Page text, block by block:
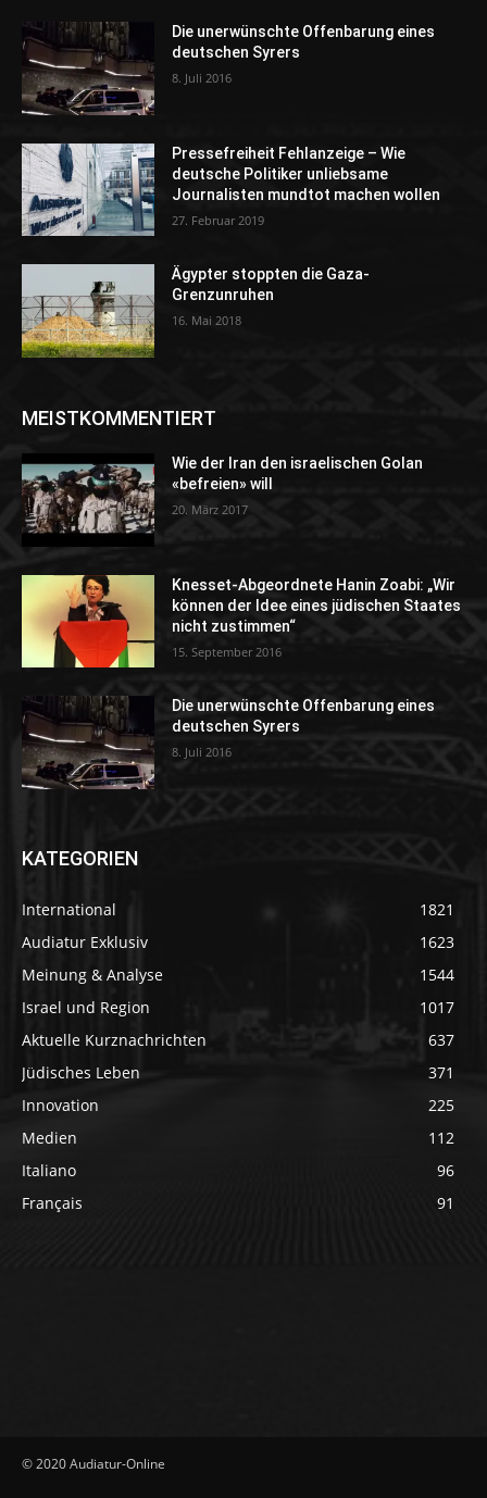
Die unerwünschte Offenbarung eines
deutschen Syrers
8. Juli 2016
Pressefreiheit Fehlanzeige – Wie
deutsche Politiker unliebsame
Journalisten mundtot machen wollen
27. Februar 2019
Ägypter stoppten die Gaza-
Grenzunruhen
16. Mai 2018
MEISTKOMMENTIERT
Wie der Iran den israelischen Golan
«befreien» will
20. März 2017
Knesset-Abgeordnete Hanin Zoabi: „Wir
können der Idee eines jüdischen Staates
nicht zustimmen“
15. September 2016
Die unerwünschte Offenbarung eines
deutschen Syrers
8. Juli 2016
KATEGORIEN
International
1821
Audiatur Exklusiv
1623
Meinung & Analyse
1544
Israel und Region
1017
Aktuelle Kurznachrichten
637
Jüdisches Leben
371
Innovation
225
Medien
112
Italiano
96
Français
91
© 2020 Audiatur-Online